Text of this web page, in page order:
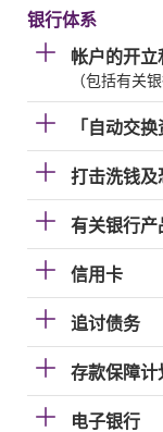
银行体系
帐户的开立
（包括有关
「自动交
打击洗钱及
有关银行产
信用卡
追讨债务
存款保障计
电子银行